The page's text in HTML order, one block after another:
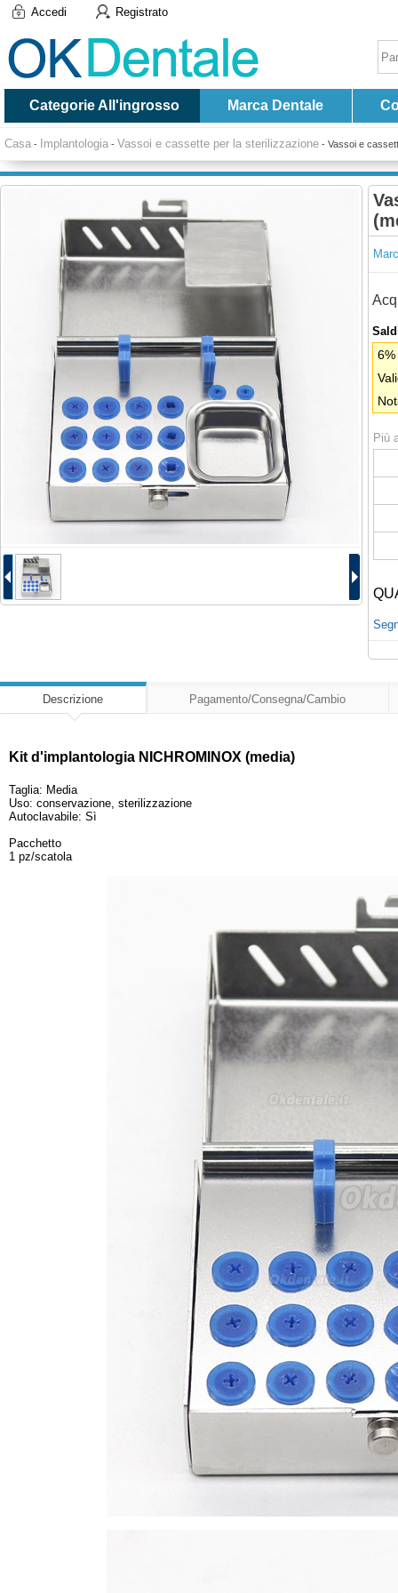
Accedi Registrato
Categorie All'ingrosso Marca Dentale
Casa - Implantologia - Vassoi e cassette per la sterilizzazione - Vassoi e
Più
Descrizione Pagamento/Consegna/Cambio
Kit d'implantologia NICHROMINOX (media)
Taglia: Media
Uso: conservazione, sterilizzazione
Autoclavabile: Sì
Pacchetto
1 pz/scatola